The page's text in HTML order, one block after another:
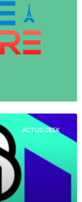
ACTUS GEEK